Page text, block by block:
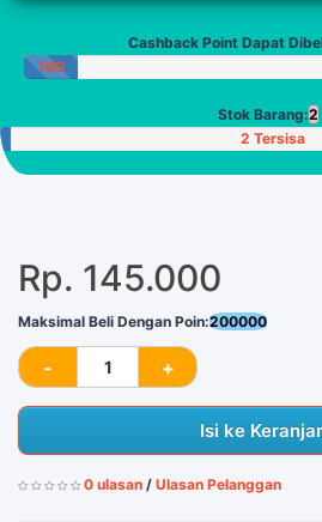
Cashback Point Dapat
100
Stok Barang:2
2 Tersisa
Rp. 145.000
Maksimal Beli Dengan Poin:200000
Isi ke
0 ulasan / Ulasan Pelanggan